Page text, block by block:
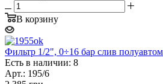
В корзину
Фильтр 1/2", 0÷16 бар слив
Есть в наличии: 8
Арт.: 195/6